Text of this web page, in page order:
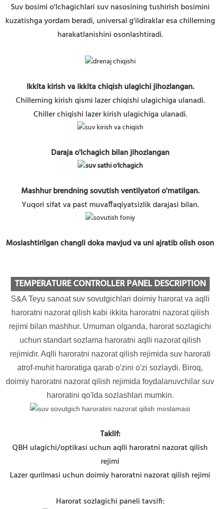
Suv bosimi o'lchagichlari suv nasosining tushirish bosimini
kuzatishga yordam beradi, universal g'ildiraklar esa chillerning
harakatlanishini osonlashtiradi.
Ikkita kirish va ikkita chiqish ulagichi jihozlangan.
Chillerning kirish qismi lazer chiqishi ulagichiga ulanadi.
Chiller chiqishi lazer kirish ulagichiga ulanadi.
Daraja o'lchagich bilan jihozlangan
Mashhur brendning sovutish ventilyatori o'rnatilgan.
Yuqori sifat va past muvaffaqiyatsizlik darajasi bilan.
Moslashtirilgan changli doka mavjud va uni ajratib olish oson
TEMPERATURE CONTROLLER PANEL DESCRIPTION
S&A Teyu sanoat suv sovutgichlari doimiy harorat va aqlli
haroratni nazorat qilish kabi ikkita haroratni nazorat qilish
rejimi bilan mashhur. Umuman olganda, harorat sozlagichi
uchun standart sozlama haroratni aqlli nazorat qilish
rejimidir. Aqlli haroratni nazorat qilish rejimida suv harorati
atrof-muhit haroratiga qarab o'zini o'zi sozlaydi. Biroq,
doimiy haroratni nazorat qilish rejimida foydalanuvchilar suv
haroratini qo'lda sozlashlari mumkin.
Taklif:
QBH ulagichi/optikasi uchun aqlli haroratni nazorat qilish
rejimi
Lazer qurilmasi uchun doimiy haroratni nazorat qilish rejimi
Harorat sozlagichi paneli tavsifi: